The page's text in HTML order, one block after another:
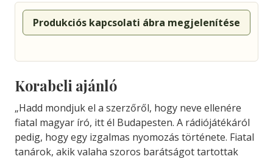
Produkciós kapcsolati ábra megjelenítése
Korabeli ajánló
„Hadd mondjuk el a szerzőről, hogy neve ellenére
fiatal magyar író, itt él Budapesten. A rádiójátékáról
pedig, hogy egy izgalmas nyomozás története. Fiatal
tanárok, akik valaha szoros barátságot tartottak